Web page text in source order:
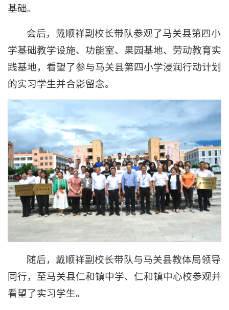
基础。
会后，戴顺祥副校长带队参观了马关县第四小
学基础教学设施、功能室、果园基地、劳动教育实
践基地，看望了参与马关县第四小学浸润行动计划
的实习学生并合影留念。
随后，戴顺祥副校长带队与马关县教体局领导
同行，至马关县仁和镇中学、仁和镇中心校参观并
看望了实习学生。